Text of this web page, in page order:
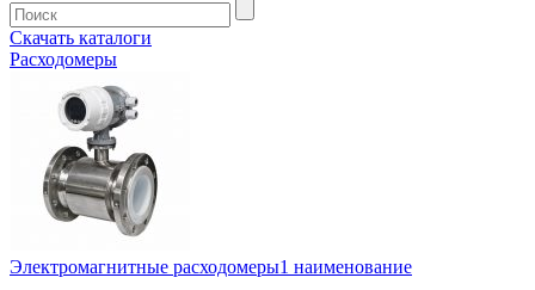
Скачать каталоги
Расходомеры
Электромагнитные расходомеры1 наименование